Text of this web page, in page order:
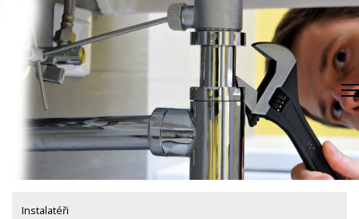
content
Instalatéři